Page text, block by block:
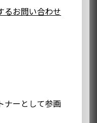
るお問い合わせ
ナーとして参画